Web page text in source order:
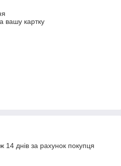
вашу картку
днів за рахунок покупця